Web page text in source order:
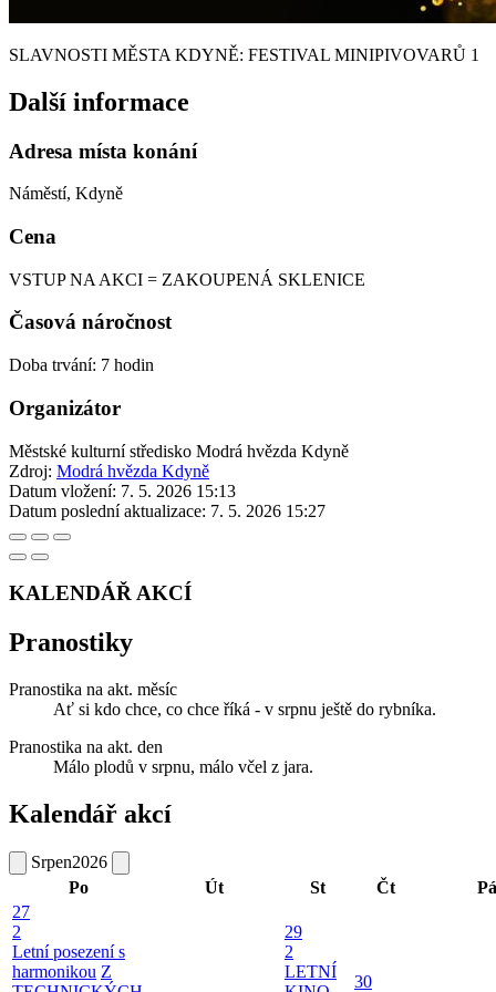
SLAVNOSTI MĚSTA KDYNĚ: FESTIVAL MINIPIVOVARŮ 1
Další informace
Adresa místa konání
Náměstí, Kdyně
Cena
VSTUP NA AKCI = ZAKOUPENÁ SKLENICE
Časová náročnost
Doba trvání: 7 hodin
Organizátor
Městské kulturní středisko Modrá hvězda Kdyně
Zdroj: Modrá hvězda Kdyně
Datum vložení: 7. 5. 2026 15:13
Datum poslední aktualizace: 7. 5. 2026 15:27
KALENDÁŘ AKCÍ
Pranostiky
Pranostika na akt. měsíc
Ať si kdo chce, co chce říká - v srpnu ještě do rybníka.
Pranostika na akt. den
Málo plodů v srpnu, málo včel z jara.
Kalendář akcí
Srpen2026
Po
Út St Čt
Pá
27
2
Letní posezení s
harmonikou Z
29
2
LETNÍ
30